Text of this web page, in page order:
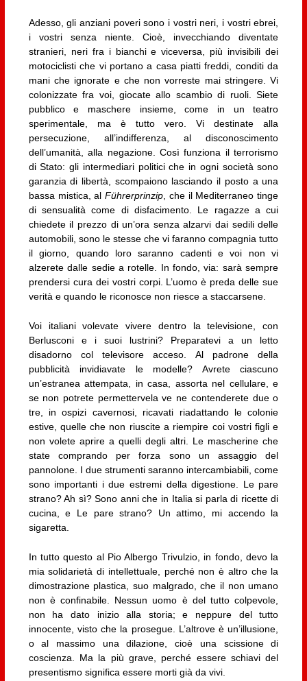
Adesso, gli anziani poveri sono i vostri neri, i vostri ebrei,
i vostri senza niente. Cioè, invecchiando diventate
stranieri, neri fra i bianchi e viceversa, più invisibili dei
motociclisti che vi portano a casa piatti freddi, conditi da
mani che ignorate e che non vorreste mai stringere. Vi
colonizzate fra voi, giocate allo scambio di ruoli. Siete
pubblico e maschere insieme, come in un teatro
sperimentale, ma è tutto vero. Vi destinate alla
persecuzione, all’indifferenza, al disconoscimento
dell’umanità, alla negazione. Così funziona il terrorismo
di Stato: gli intermediari politici che in ogni società sono
garanzia di libertà, scompaiono lasciando il posto a una
bassa mistica, al Führerprinzip , che il Mediterraneo tinge
di sensualità come di disfacimento. Le ragazze a cui
chiedete il prezzo di un’ora senza alzarvi dai sedili delle
automobili, sono le stesse che vi faranno compagnia tutto
il giorno, quando loro saranno cadenti e voi non vi
alzerete dalle sedie a rotelle. In fondo, via: sarà sempre
prendersi cura dei vostri corpi. L’uomo è preda delle sue
verità e quando le riconosce non riesce a staccarsene.
Voi italiani volevate vivere dentro la televisione, con
Berlusconi e i suoi lustrini? Preparatevi a un letto
disadorno col televisore acceso. Al padrone della
pubblicità invidiavate le modelle? Avrete ciascuno
un’estranea attempata, in casa, assorta nel cellulare, e
se non potrete permettervela ve ne contenderete due o
tre, in ospizi cavernosi, ricavati riadattando le colonie
estive, quelle che non riuscite a riempire coi vostri figli e
non volete aprire a quelli degli altri. Le mascherine che
state comprando per forza sono un assaggio del
pannolone. I due strumenti saranno intercambiabili, come
sono importanti i due estremi della digestione. Le pare
strano? Ah sì? Sono anni che in Italia si parla di ricette di
cucina, e Le pare strano? Un attimo, mi accendo la
sigaretta.
In tutto questo al Pio Albergo Trivulzio, in fondo, devo la
mia solidarietà di intellettuale, perché non è altro che la
dimostrazione plastica, suo malgrado, che il non umano
non è confinabile. Nessun uomo è del tutto colpevole,
non ha dato inizio alla storia; e neppure del tutto
innocente, visto che la prosegue. L’altrove è un’illusione,
o al massimo una dilazione, cioè una scissione di
coscienza. Ma la più grave, perché essere schiavi del
presentismo significa essere morti già da vivi.